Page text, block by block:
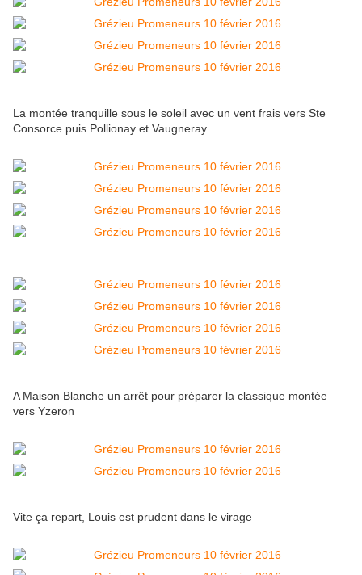
La montée tranquille sous le soleil avec un vent frais vers Ste
Consorce puis Pollionay et Vaugneray
A Maison Blanche un arrêt pour préparer la classique montée
vers Yzeron
Vite ça repart, Louis est prudent dans le virage